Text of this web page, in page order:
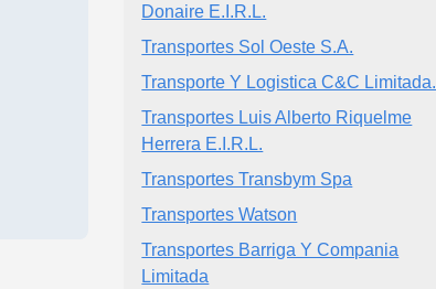
Donaire E.I.R.L.
Transportes Sol Oeste S.A.
Transporte Y Logistica C&C Limitada.
Transportes Luis Alberto Riquelme
Herrera E.I.R.L.
Transportes Transbym Spa
Transportes Watson
Transportes Barriga Y Compania
Limitada